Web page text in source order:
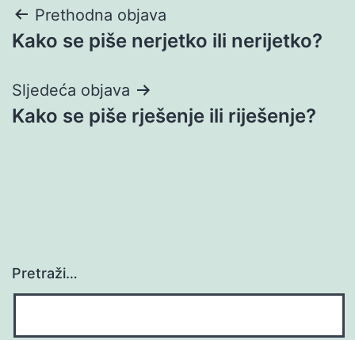
Navigacija
objava
Prethodna objava
Kako se piše nerjetko ili nerijetko?
Sljedeća objava
Kako se piše rješenje ili riješenje?
Pretraži…